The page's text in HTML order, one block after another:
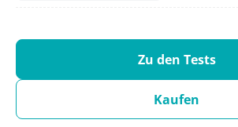
Zu den Tests
Kaufen